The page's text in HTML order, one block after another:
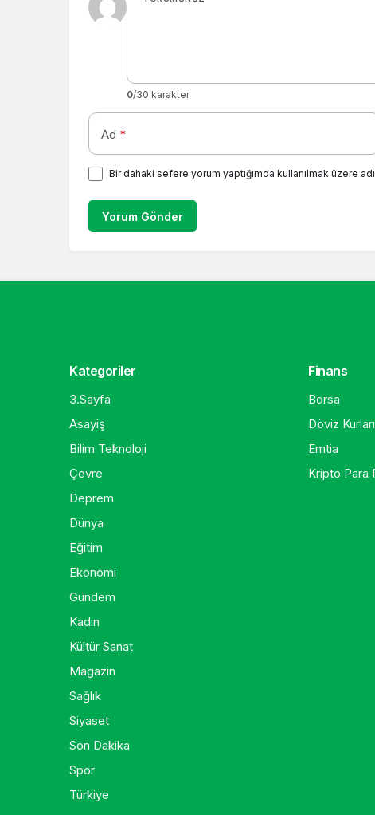
0/30 karakter
Ad *
Bir dahaki sefere yorum yaptığımda kullanılmak üzere
Yorum Gönder
Kategoriler
3.Sayfa
Asayiş
Bilim Teknoloji
Çevre
Deprem
Dünya
Eğitim
Ekonomi
Gündem
Kadın
Kültür Sanat
Magazin
Sağlık
Siyaset
Son Dakika
Spor
Türkiye
Finans
Borsa
Döviz Kurları
Emtia
Kripto Para